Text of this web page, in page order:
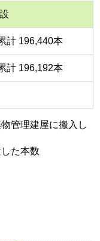
計 196,440本
計 196,192本
管理建屋に搬入し
た本数